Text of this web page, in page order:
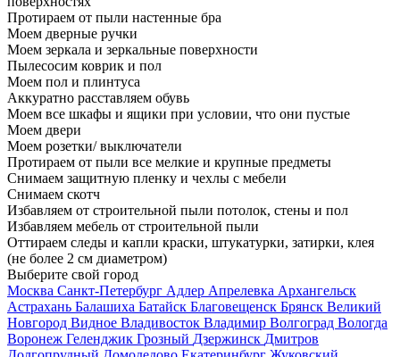
Протираем от пыли настенные бра
Моем дверные ручки
Моем зеркала и зеркальные поверхности
Пылесосим коврик и пол
Моем пол и плинтуса
Аккуратно расставляем обувь
Моем все шкафы и ящики при условии, что они пустые
Моем двери
Моем розетки/ выключатели
Протираем от пыли все мелкие и крупные предметы
Снимаем защитную пленку и чехлы с мебели
Снимаем скотч
Избавляем от строительной пыли потолок, стены и пол
Избавляем мебель от строительной пыли
Оттираем следы и капли краски, штукатурки, затирки, клея
(не более 2 см диаметром)
Выберите свой город
Москва Санкт-Петербург Адлер Апрелевка Архангельск
Астрахань Балашиха Батайск Благовещенск Брянск Великий
Новгород Видное Владивосток Владимир Волгоград Вологда
Воронеж Геленджик Грозный Дзержинск Дмитров